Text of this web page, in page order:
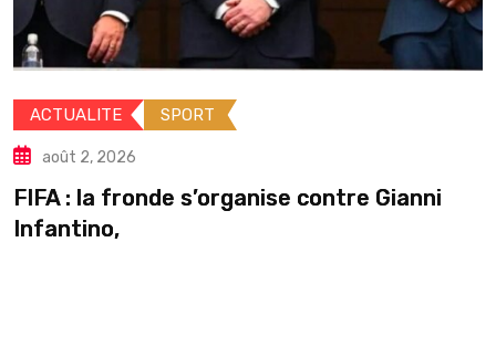
août 2, 2026
Guinée : Mamadi Doumbouya s’accorde
pause en